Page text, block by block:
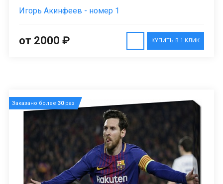
Игорь Акинфеев - номер 1
КУПИТЬ В 1 КЛИК
от 2000 ₽
Заказано более 30раз